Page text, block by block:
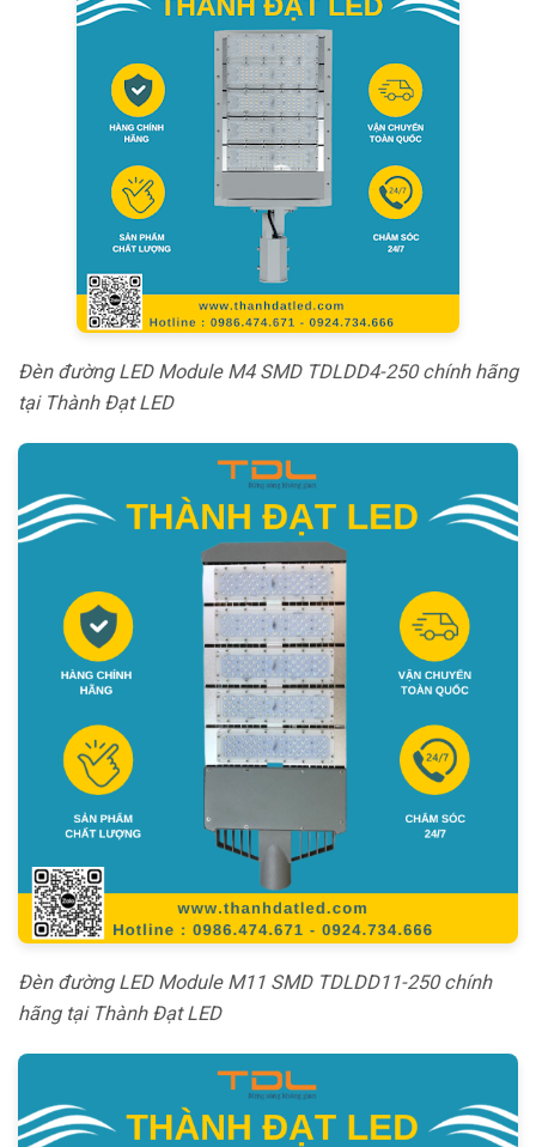
Đèn đường LED Module M4 SMD TDLDD4-250 chính hãng
tại Thành Đạt LED
Đèn đường LED Module M11 SMD TDLDD11-250 chính
hãng tại Thành Đạt LED